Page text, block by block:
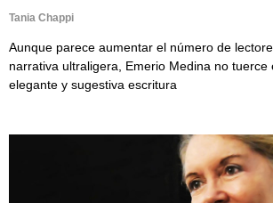
Tania Chappi
Aunque parece aumentar el número de
narrativa ultraligera, Emerio Medina no tuerce
elegante y sugestiva escritura